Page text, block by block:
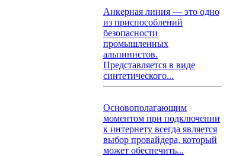
Анкерная линия — это одно
из приспособлений
безопасности
промышленных
альпинистов.
Представляется в виде
синтетического...
Основополагающим
моментом при подключении
к интернету всегда является
выбор провайдера, который
может обеспечить...